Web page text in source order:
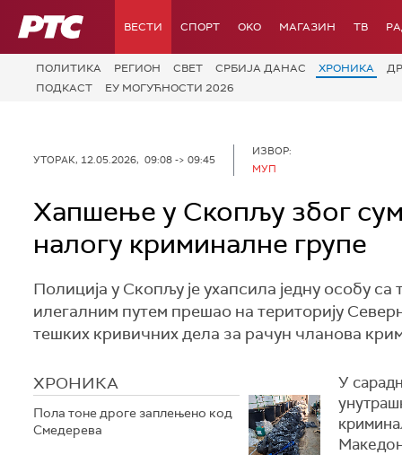
РТС ВЕСТИ СПОРТ OKO МАГАЗИН ТВ
ПОЛИТИКА РЕГИОН СВЕТ СРБИЈА ДАНАС ХРОНИКА
ПОДКАСТ
ЕУ МОГУЋНОСТИ 2026
УТОРАК, 12.05.2026, 09:08 -> 09:45
ИЗВОР:
МУП
Хапшење у Скопљу због
налогу криминалне групе
Полиција у Скопљу је ухапсила једну особу
илегалним путем прешао на територију
тешких кривичних дела за рачун чланова
ХРОНИКА
Пола тоне дроге заплењено код
Смедерева
У